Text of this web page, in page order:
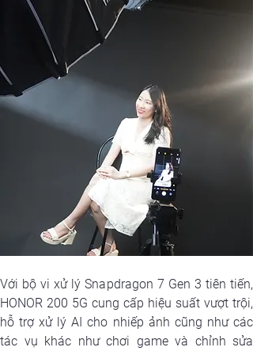
Với bộ vi xử lý Snapdragon 7 Gen 3 tiên tiến,
HONOR 200 5G cung cấp hiệu suất vượt trội,
hỗ trợ xử lý AI cho nhiếp ảnh cũng như các
tác vụ khác như chơi game và chỉnh sửa